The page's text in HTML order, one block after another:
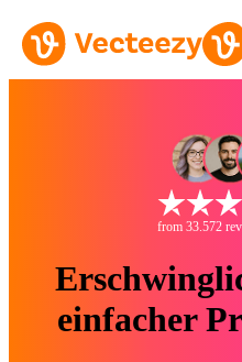
from 33.572
einfacher